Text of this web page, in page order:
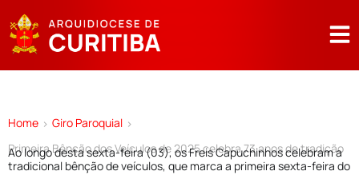
Home > Giro Paroquial >
Primeira Bênção dos Veículos de 2025 celebra 73 anos de tradição
Ao longo desta sexta-feira (03), os Freis Capuchinhos celebram a
tradicional bênção de veículos, que marca a primeira sexta-feira do